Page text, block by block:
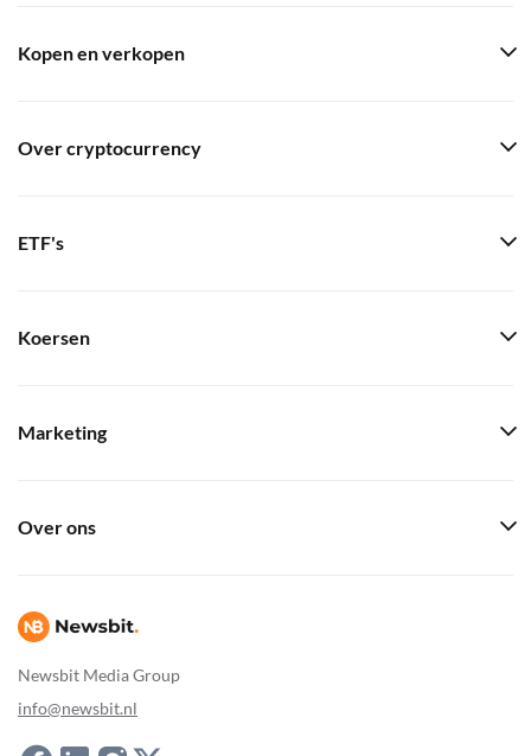
Newsbit Media Group
info@newsbit.nl
Kopen en verkopen
Over cryptocurrency
ETF's
Koersen
Marketing
Over ons